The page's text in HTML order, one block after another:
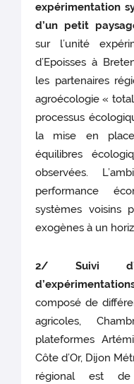
expérimentation
d’un petit
sur l’unité
d’Epoisses à
les partenaires
agroécologie «
processus
la mise en
équilibres
observées.
performance
systèmes voisins
exogènes à un
2/ Suivi
composé de
agricoles,
plateformes
Côte d’Or, Dijon
régional est de